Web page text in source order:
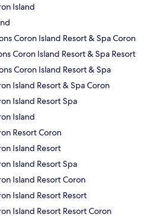
Island
Coron Island Resort & Spa Coron
Coron Island Resort & Spa Resort
Coron Island Resort & Spa
Island Resort & Spa Coron
Island Resort Spa
Island
Resort Coron
Island Resort
Island Resort Spa
Island Resort Coron
Island Resort Resort
Island Resort Resort Coron